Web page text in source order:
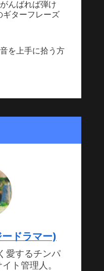
んばれば弾け
ギターフレーズ
を上手に拾う方
ドラマー)
愛するチンパ
ト管理人。